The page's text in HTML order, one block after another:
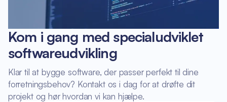
Kom i gang med specialudviklet
softwareudvikling
Klar til at bygge software, der passer perfekt til dine
forretningsbehov? Kontakt os i dag for at drøfte dit
projekt og hør hvordan vi kan hjælpe.